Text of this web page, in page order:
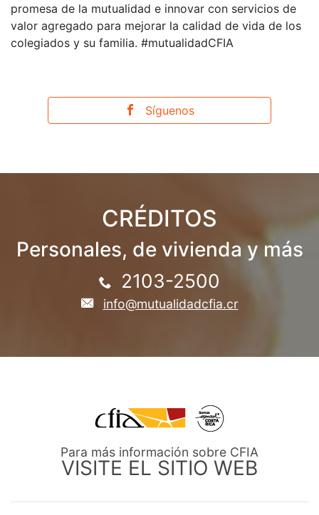
promesa de la mutualidad e innovar con servicios de
valor agregado para mejorar la calidad de vida de los
colegiados y su familia. #mutualidadCFIA
Síguenos
CRÉDITOS
Personales, de vivienda y más
2103-2500
info@mutualidadcfia.cr
Para más información sobre CFIA
VISITE EL SITIO WEB